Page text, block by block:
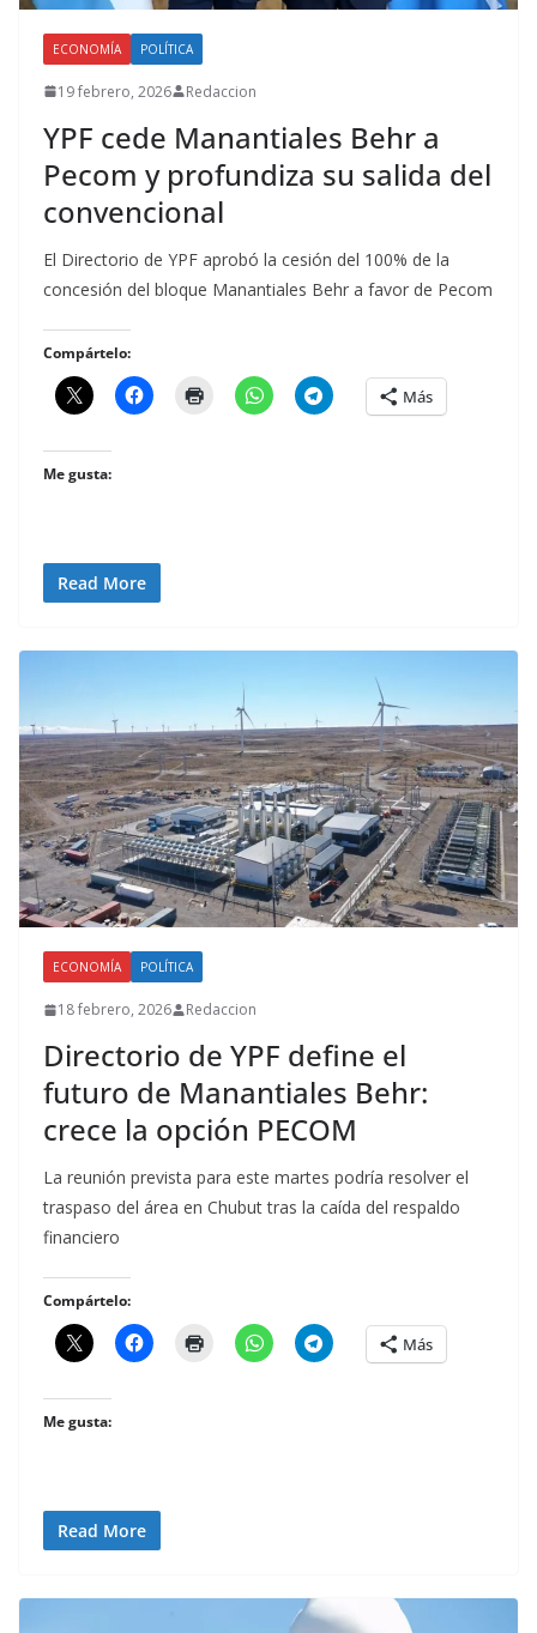
ECONOMÍA POLÍTICA
19 febrero, 2026 Redaccion
YPF cede Manantiales Behr a
Pecom y profundiza su salida del
convencional
El Directorio de YPF aprobó la cesión del 100% de la
concesión del bloque Manantiales Behr a favor de Pecom
Compártelo:
Más
Me gusta:
Read More
ECONOMÍA POLÍTICA
18 febrero, 2026 Redaccion
Directorio de YPF define el
futuro de Manantiales Behr:
crece la opción PECOM
La reunión prevista para este martes podría resolver el
traspaso del área en Chubut tras la caída del respaldo
financiero
Compártelo:
Más
Me gusta:
Read More